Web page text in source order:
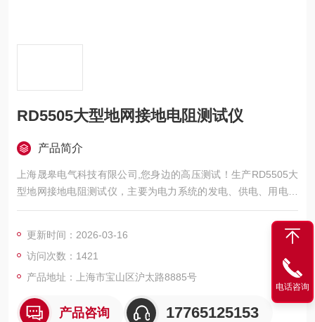
RD5505大型地网接地电阻测试仪
产品简介
上海晟皋电气科技有限公司,您身边的高压测试！生产RD5505大
型地网接地电阻测试仪，主要为电力系统的发电、供电、用电部
门，科研机构与电力设备相关的生产企业，提供的高压试验设备
更新时间：2026-03-16
访问次数：1421
产品地址：上海市宝山区沪太路8885号
产品咨询 17765125153
电话咨询